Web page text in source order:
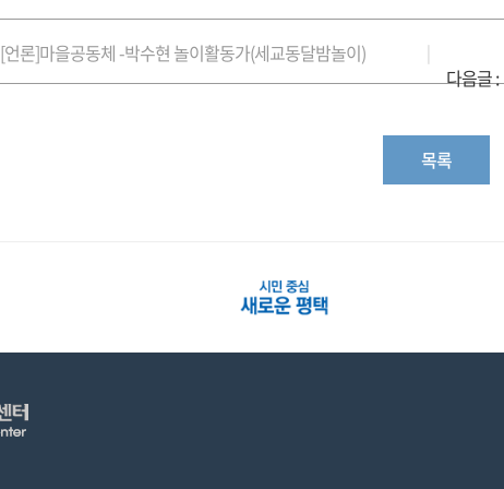
[언론]마을공동체 -박수현 놀이활동가(세교동달밤놀이) |
다음글 :
목록